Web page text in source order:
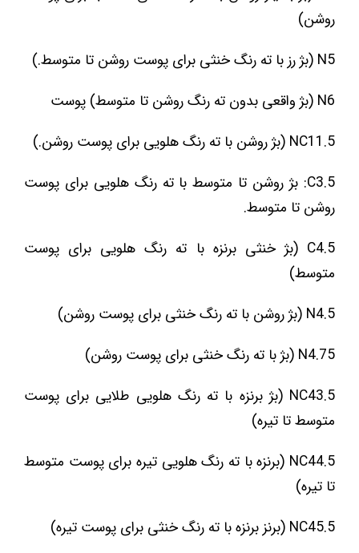
روشن)
N5 (بژ رز با ته رنگ خنثی برای پوست روشن تا متوسط.)
N6 (بژ واقعی بدون ته رنگ روشن تا متوسط) پوست
NC11.5 (بژ روشن با ته رنگ هلویی برای پوست روشن.)
C3.5: بژ روشن تا متوسط با ته رنگ هلویی برای پوست
روشن تا متوسط.
C4.5 (بژ خنثی برنزه با ته رنگ هلویی برای پوست
متوسط)
N4.5 (بژ روشن با ته رنگ خنثی برای پوست روشن)
N4.75 (بژ با ته رنگ خنثی برای پوست روشن)
NC43.5 (بژ برنزه با ته رنگ هلویی طلایی برای پوست
متوسط تا تیره)
NC44.5 (برنزه با ته رنگ هلویی تیره برای پوست متوسط
تا تیره)
NC45.5 (برنز برنزه با ته رنگ خنثی برای پوست تیره)